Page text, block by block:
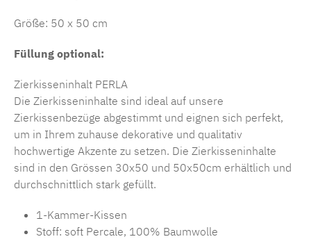
Größe: 50 x 50 cm
Füllung optional:
Zierkisseninhalt PERLA
Die Zierkisseninhalte sind ideal auf unsere
Zierkissenbezüge abgestimmt und eignen sich perfekt,
um in Ihrem zuhause dekorative und qualitativ
hochwertige Akzente zu setzen. Die Zierkisseninhalte
sind in den Grössen 30x50 und 50x50cm erhältlich und
durchschnittlich stark gefüllt.
1-Kammer-Kissen
Stoff: soft Percale, 100% Baumwolle